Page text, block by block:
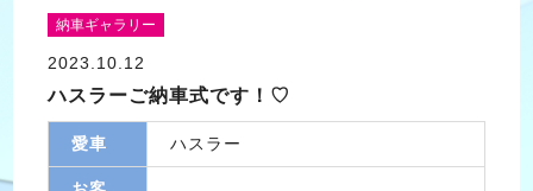
納車ギャラリー
2023.10.12
ハスラーご納車式です！♡
愛車 ハスラー